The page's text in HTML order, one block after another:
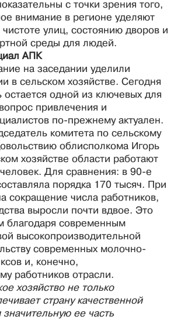
с точки зрения того,
внимание в регионе уделяют
чистоте улиц, состоянию дворов и
среды для людей.
АПК
на заседании уделили
в сельском хозяйстве. Сегодня
остается одной из ключевых для
привлечения и
по-прежнему актуален.
комитета по сельскому
облисполкома Игорь
хозяйстве области работают
Для сравнения: в 90-е
порядка 170 тысяч. При
сокращение числа работников,
выросли почти вдвое. Это
благодаря современным
высокопроизводительной
современных молочно-
и, конечно,
работников отрасли.
хозяйство не только
страну качественной
ее часть